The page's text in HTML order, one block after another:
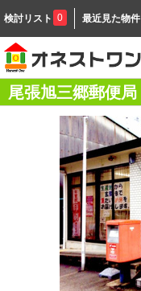
検討リスト 0 最近見た物件
尾張旭三郷郵便局